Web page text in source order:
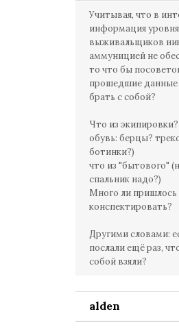
Учитывая, что в
информация
выживальщиков
аммуницией не
то что бы
прошедшие данные
брать с собой?
Что из
обувь: берцы?
ботинки?)
что из "бытового"
спальник надо?)
Много ли пришлось
конспектировать?
Другими словами:
послали ещё раз,
собой взяли?
alden